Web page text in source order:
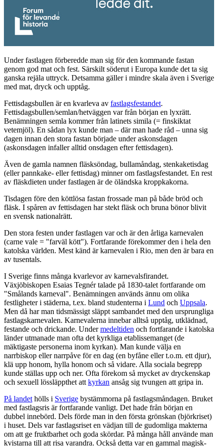
Under fastlagen förberedde man sig för den kommande fastan
genom god mat och fest. Särskilt söderut i Europa kunde det ta sig
ganska rejäla uttryck. Detsamma gäller i mindre skala även i Sverige
med mat, dryck och upptåg.
Fettisdagsbullen är en kvarleva av fastlagsfestandet.
Fettisdagsbullen/semlan/hetväggen var från början en lyxrätt.
Benämningen semla kommer från latinets simila (= finskiktat
vetemjöl). En sådan lyx kunde man – där man hade råd – unna sig
dagen innan den stora fastan började under askonsdagen
(askonsdagen infaller alltid onsdagen efter fettisdagen).
Även de gamla namnen fläsksöndag, bullamåndag, stenkaketisdag
(eller pannkake- eller fettisdag) minner om fastlagsfestandet. En rest
av fläskdieten under fastlagen är de öländska kroppkakorna.
Tisdagen före den köttlösa fastan frossade man på både bröd och
fläsk. I spåren av fettisdagen har stekt fläsk och bruna bönor blivit
en svensk nationalrätt.
Den stora festen under fastlagen var och är den årliga karnevalen
(carne vale = "farväl kött"). Fortfarande förekommer den i hela den
katolska världen. Mest känd är karnevalen i Rio, men den är bara en
av tusentals.
I Sverige finns många kvarlevor av karnevalsfirandet.
Växjöbiskopen Esaias Tegnér talade på 1830-talet fortfarande om
"Smålands karneval". Benämningen används ännu om olika
festligheter i städerna, t.ex. bland studenterna i Lund och Uppsala.
Men då har man tidsmässigt släppt sambandet med den ursprungliga
fastlagskarnevalen. Karnevalerna innebar alltså upptåg, utklädnad,
festande och drickande. Undermedeltiden och fortfarande i katolska
länder utmanade man ofta det kyrkliga etablissemanget (de
mäktigaste personerna inom kyrkan). Man kunde välja en
narrbiskop eller narrpåve för en dag (en byfåne eller t.o.m. ett djur),
klä upp honom, hylla honom och så vidare. Alla sociala begrepp
kunde ställas upp och ner. Ofta förekom så mycket av dryckenskap
och sexuell lössläppthet att kyrkan ansåg sig tvungen att gripa in.
På landet hölls i Sverige bystämmorna på fastlagsmåndagen. Bruket
med fastlagsris är fortfarande vanligt. Det hade från början en
dubbel innebörd. Dels förde man in den första grönskan (björkriset)
i huset. Dels var fastlagsriset en vädjan till de gudomliga makterna
om att ge fruktbarhet och goda skördar. På många håll använde man
kvistarna till att risa varandra. Också detta var en gammal magisk-